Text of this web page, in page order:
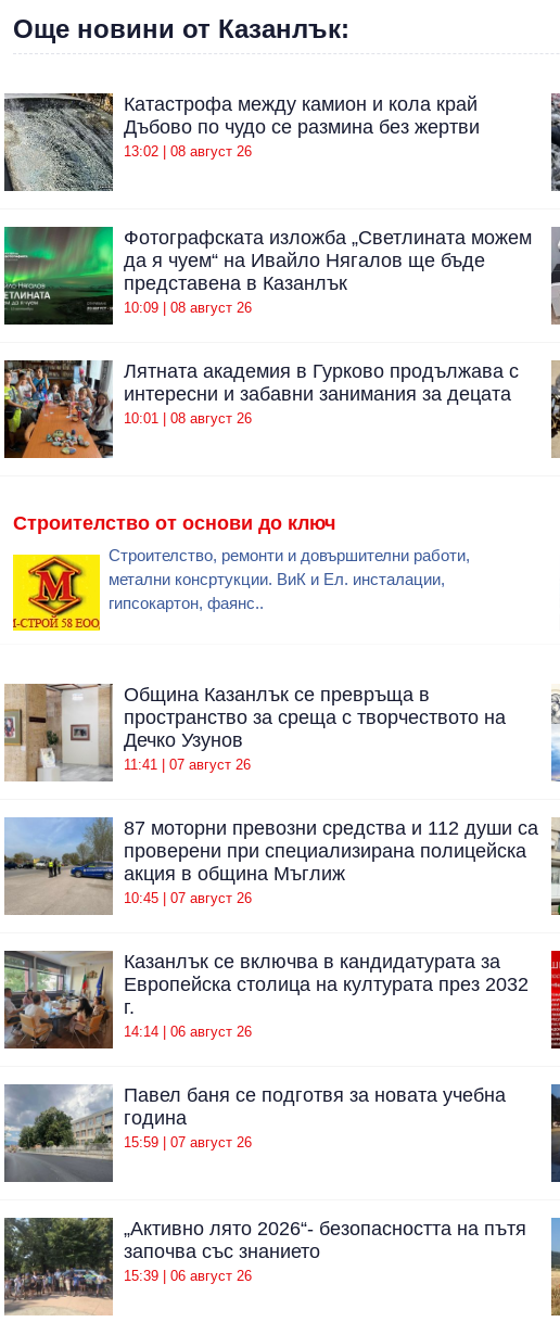
Още новини от Казанлък:
Катастрофа между камион и кола край
Дъбово по чудо се размина без жертви
13:02 | 08 август 26
Фотографската изложба „Светлината можем
да я чуем“ на Ивайло Нягалов ще бъде
представена в Казанлък
10:09 | 08 август 26
Лятната академия в Гурково продължава с
интересни и забавни занимания за децата
10:01 | 08 август 26
Строителство от основи до ключ
Строителство, ремонти и довършителни работи,
метални консртукции. ВиК и Ел. инсталации,
гипсокартон, фаянс..
Община Казанлък се превръща в
пространство за среща с творчеството на
Дечко Узунов
11:41 | 07 август 26
87 моторни превозни средства и 112 души са
проверени при специализирана полицейска
акция в община Мъглиж
10:45 | 07 август 26
Казанлък се включва в кандидатурата за
Европейска столица на културата през 2032
г.
14:14 | 06 август 26
Павел баня се подготвя за новата учебна
година
15:59 | 07 август 26
„Активно лято 2026“- безопасността на пътя
започва със знанието
15:39 | 06 август 26